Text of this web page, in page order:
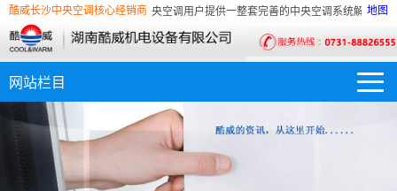
酷威长沙中央空调核心经销商 地图
、办公楼等家用商用中央空调用户提供一整套完善的中央空调系统解决方案
、办公楼等家用商用中央空调用户提供一整套完善的中央空调系统解决方案